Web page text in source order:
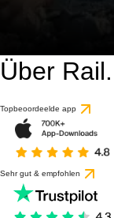
Über
Topbeoordeelde app
Sehr gut & empfohlen